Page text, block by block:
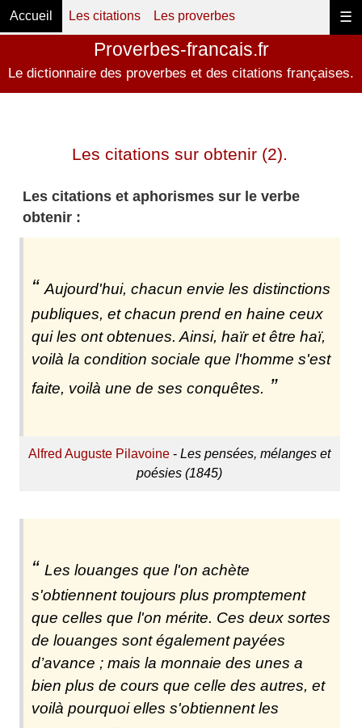
☰
Accueil Les citations Les proverbes
Proverbes-francais.fr
Le dictionnaire des proverbes et des citations françaises.
Les citations sur obtenir (2).
Les citations et aphorismes sur le verbe
obtenir :
Aujourd'hui, chacun envie les distinctions
publiques, et chacun prend en haine ceux
qui les ont obtenues. Ainsi, haïr et être haï,
voilà la condition sociale que l'homme s'est
faite, voilà une de ses conquêtes.
Alfred Auguste Pilavoine -Les pensées, mélanges et
poésies (1845)
Les louanges que l'on achète
s'obtiennent toujours plus promptement
que celles que l'on mérite. Ces deux sortes
de louanges sont également payées
d’avance ; mais la monnaie des unes a
bien plus de cours que celle des autres, et
voilà pourquoi elles s'obtiennent les